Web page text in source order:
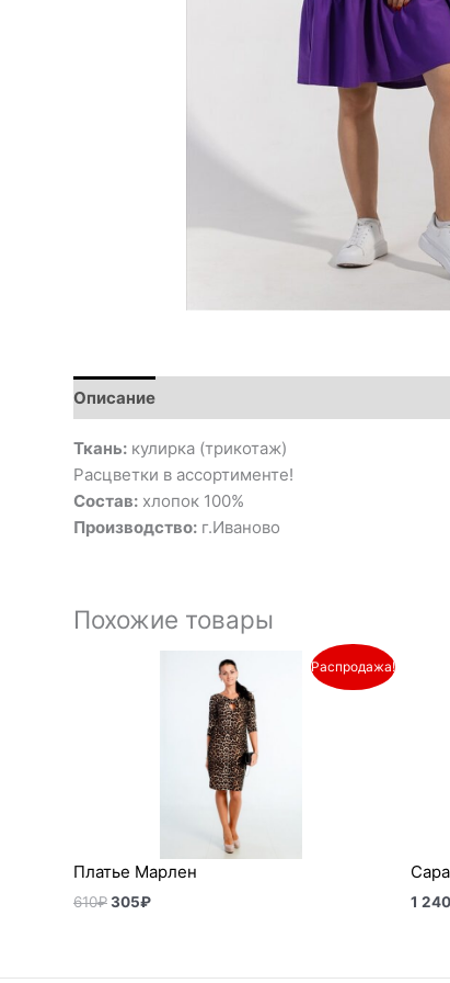
Описание
Ткань: кулирка (трикотаж)
Расцветки в ассортименте!
Состав: хлопок 100%
Производство: г.Иваново
Похожие товары
Распродажа!
Платье Марлен
610₽
Первоначальная
305₽ 1 240